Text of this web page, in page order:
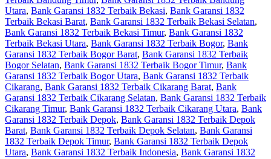
Utara, Bank Garansi 1832 Terbaik Bekasi, Bank Garansi 1832
Terbaik Bekasi Barat, Bank Garansi 1832 Terbaik Bekasi Selatan,
Bank Garansi 1832 Terbaik Bekasi Timur, Bank Garansi 1832
Terbaik Bekasi Utara, Bank Garansi 1832 Terbaik Bogor, Bank
Garansi 1832 Terbaik Bogor Barat, Bank Garansi 1832 Terbaik
Bogor Selatan, Bank Garansi 1832 Terbaik Bogor Timur, Bank
Garansi 1832 Terbaik Bogor Utara, Bank Garansi 1832 Terbaik
Cikarang, Bank Garansi 1832 Terbaik Cikarang Barat, Bank
Garansi 1832 Terbaik Cikarang Selatan, Bank Garansi 1832 Terbaik
Cikarang Timur, Bank Garansi 1832 Terbaik Cikarang Utara, Bank
Garansi 1832 Terbaik Depok, Bank Garansi 1832 Terbaik Depok
Barat, Bank Garansi 1832 Terbaik Depok Selatan, Bank Garansi
1832 Terbaik Depok Timur, Bank Garansi 1832 Terbaik Depok
Utara, Bank Garansi 1832 Terbaik Indonesia, Bank Garansi 1832